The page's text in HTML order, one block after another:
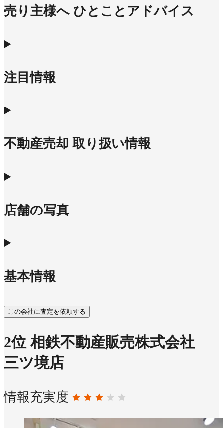
売り主様へ ひとことアドバイス
注目情報
不動産売却 取り扱い情報
店舗の写真
基本情報
この会社に査定を依頼する
2位 相鉄不動産販売株式会社
三ツ境店
情報充実度